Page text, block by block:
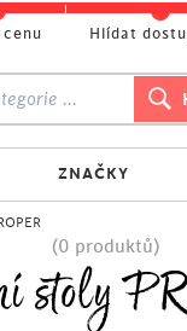
(0 produktů)
stoly
ZNAČKY
Hlídat